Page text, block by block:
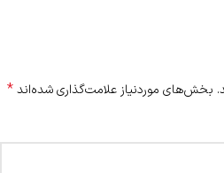
بخش‌های موردنیاز علامت‌گذاری شده‌اند*